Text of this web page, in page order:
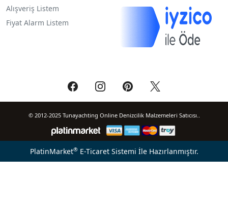
Alışveriş Listem
Fiyat Alarm Listem
© 2012-2025 Tunayachting Online Denizcilik Malzemeleri Satıcısı..
PlatinMarket®E-Ticaret Sistemi İle Hazırlanmıştır.